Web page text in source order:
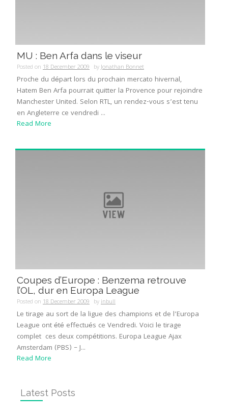
MU : Ben Arfa dans le viseur
Posted on 18 December 2009 byJonathan Bonnet
Proche du départ lors du prochain mercato hivernal,
Hatem Ben Arfa pourrait quitter la Provence pour rejoindre
Manchester United. Selon RTL, un rendez-vous s’est tenu
en Angleterre ce vendredi ...
Read More
Coupes d’Europe : Benzema retrouve
l’OL, dur en Europa League
Posted on 18 December 2009 byinbull
Le tirage au sort de la ligue des champions et de l’Europa
League ont été effectués ce Vendredi. Voici le tirage
complet ces deux compétitions. Europa League Ajax
Amsterdam (PBS) – J...
Read More
Latest Posts